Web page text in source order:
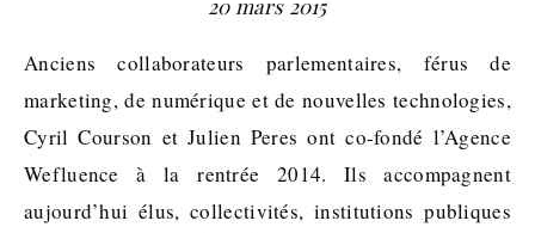
20 mars 2015
Anciens collaborateurs parlementaires, férus de
marketing, de numérique et de nouvelles technologies,
Cyril Courson et Julien Peres ont co-fondé l’Agence
Wefluence à la rentrée 2014. Ils accompagnent
aujourd’hui élus, collectivités, institutions publiques